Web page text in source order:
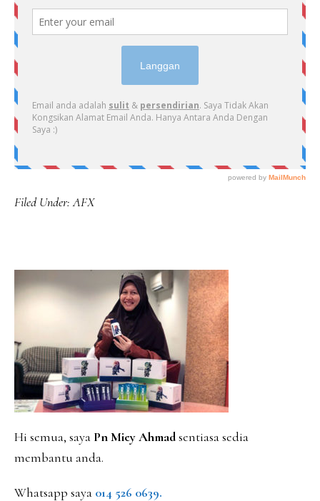
Filed Under:AFX
PRIMARY
SIDEBAR
Hi semua, saya Pn Miey Ahmadsentiasa sedia
membantu anda.
Whatsapp saya 014 526 0639.